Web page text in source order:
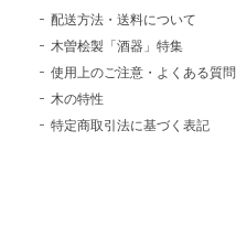
配送方法・送料について
木曽桧製「酒器」特集
使用上のご注意・よくある質問
木の特性
特定商取引法に基づく表記